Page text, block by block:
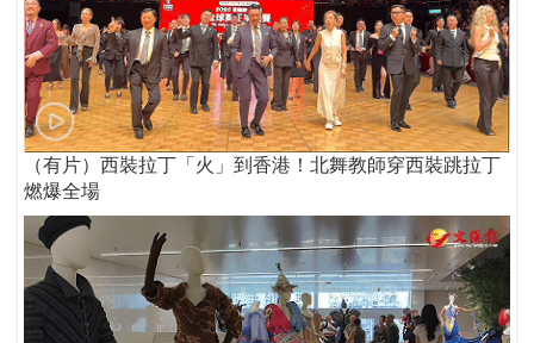
（有片）西裝拉丁「火」到香港！北舞教師穿西裝跳拉丁
燃爆全場